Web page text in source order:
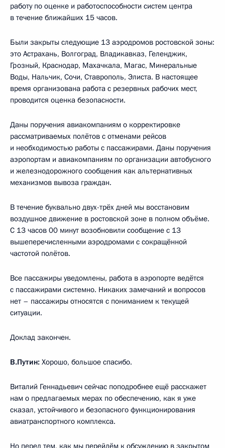
работу по оценке и работоспособности систем центра
в течение ближайших 15 часов.
Были закрыты следующие 13 аэродромов ростовской зоны:
это Астрахань, Волгоград, Владикавказ, Геленджик,
Грозный, Краснодар, Махачкала, Магас, Минеральные
Воды, Нальчик, Сочи, Ставрополь, Элиста. В настоящее
время организована работа с резервных рабочих мест,
проводится оценка безопасности.
Даны поручения авиакомпаниям о корректировке
рассматриваемых полётов с отменами рейсов
и необходимостью работы с пассажирами. Даны поручения
аэропортам и авиакомпаниям по организации автобусного
и железнодорожного сообщения как альтернативных
механизмов вывоза граждан.
В течение буквально двух-трёх дней мы восстановим
воздушное движение в ростовской зоне в полном объёме.
С 13 часов 00 минут возобновили сообщение с 13
вышеперечисленными аэродромами с сокращённой
частотой полётов.
Все пассажиры уведомлены, работа в аэропорте ведётся
с пассажирами системно. Никаких замечаний и вопросов
нет – пассажиры относятся с пониманием к текущей
ситуации.
Доклад закончен.
В.Путин: Хорошо, большое спасибо.
Виталий Геннадьевич сейчас поподробнее ещё расскажет
нам о предлагаемых мерах по обеспечению, как я уже
сказал, устойчивого и безопасного функционирования
авиатранспортного комплекса.
Но перед тем, как мы перейдём к обсуждению в закрытом